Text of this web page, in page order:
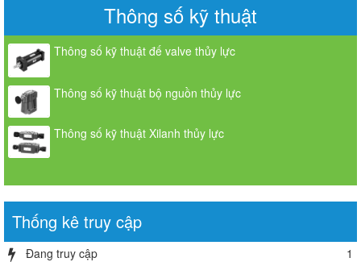
Thông số kỹ thuật
Thông số kỹ thuật đế valve thủy lực
Thông số kỹ thuật bộ nguồn thủy lực
Thông số kỹ thuật Xilanh thủy lực
Thống kê truy cập
Đang truy cập
1